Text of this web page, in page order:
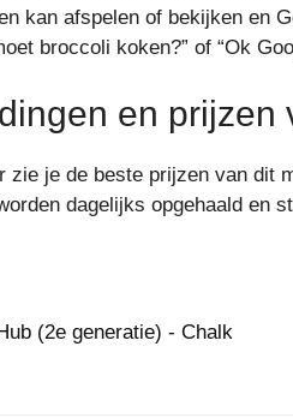
kan afspelen of bekijken en
broccoli koken?” of “Ok
en prijzen
zie je de beste prijzen van dit
dagelijks opgehaald en
(2e generatie) - Chalk